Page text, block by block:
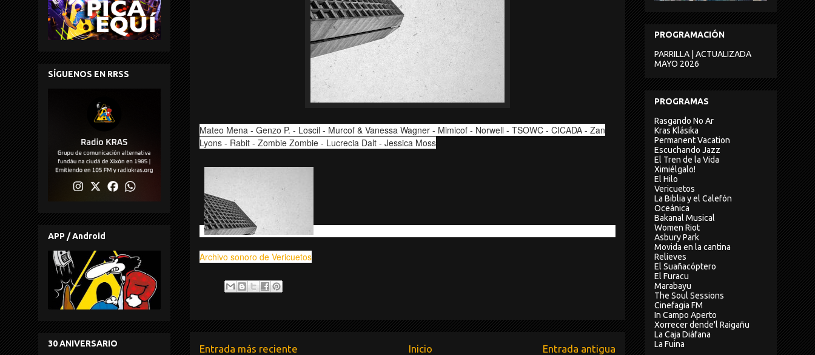
Mateo Mena - Genzo P. - Loscil - Murcof & Vanessa Wagner - Mimicof - Norwell - TSOWC - CICADA - Zan
Lyons - Rabit - Zombie Zombie - Lucrecia Dalt - Jessica Moss
Archivo sonoro de Vericuetos
Entrada más reciente Entrada antigua
Inicio
SÍGUENOS EN RRSS
APP / Android
30 ANIVERSARIO
PROGRAMACIÓN
PARRILLA | ACTUALIZADA
MAYO 2026
PROGRAMAS
Rasgando No Ar
Kras Klásika
Permanent Vacation
Escuchando Jazz
El Tren de la Vida
Ximiélgalo!
El Hilo
Vericuetos
La Biblia y el Calefón
Oceánica
Bakanal Musical
Women Riot
Asbury Park
Movida en la cantina
Relieves
El Suañacóptero
El Furacu
Marabayu
The Soul Sessions
Cinefagia FM
In Campo Aperto
Xorrecer dende'l Raigañu
La Caja Diáfana
La Fuina